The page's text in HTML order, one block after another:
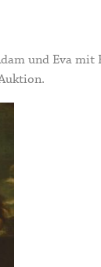
und Eva